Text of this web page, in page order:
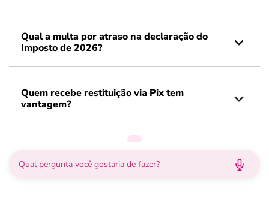
Qual a multa por atraso na declaração do
Imposto de 2026?
Quem recebe restituição via Pix tem
vantagem?